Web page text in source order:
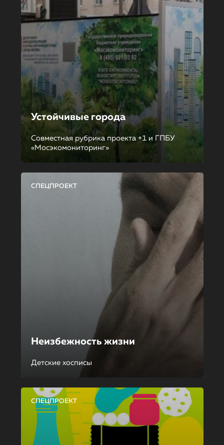
Устойчивые города
Совместная рубрика проекта +1 и ГПБУ
«Мосэкомониторинг»
СПЕЦПРОЕКТ
Неизбежность жизни
Детские хосписы
СПЕЦПРОЕКТ